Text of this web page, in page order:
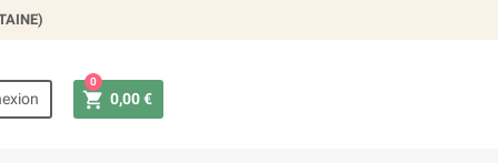
 0,00 €
0